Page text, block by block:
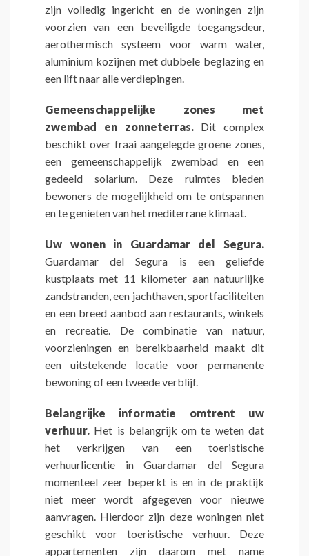
zijn volledig ingericht en de woningen zijn
voorzien van een beveiligde toegangsdeur,
aerothermisch systeem voor warm water,
aluminium kozijnen met dubbele beglazing en
een lift naar alle verdiepingen.
Gemeenschappelijke zones met
zwembad en zonneterras. Dit complex
beschikt over fraai aangelegde groene zones,
een gemeenschappelijk zwembad en een
gedeeld solarium. Deze ruimtes bieden
bewoners de mogelijkheid om te ontspannen
en te genieten van het mediterrane klimaat.
Uw wonen in Guardamar del Segura.
Guardamar del Segura is een geliefde
kustplaats met 11 kilometer aan natuurlijke
zandstranden, een jachthaven, sportfaciliteiten
en een breed aanbod aan restaurants, winkels
en recreatie. De combinatie van natuur,
voorzieningen en bereikbaarheid maakt dit
een uitstekende locatie voor permanente
bewoning of een tweede verblijf.
Belangrijke informatie omtrent uw
verhuur. Het is belangrijk om te weten dat
het verkrijgen van een toeristische
verhuurlicentie in Guardamar del Segura
momenteel zeer beperkt is en in de praktijk
niet meer wordt afgegeven voor nieuwe
aanvragen. Hierdoor zijn deze woningen niet
geschikt voor toeristische verhuur. Deze
appartementen zijn daarom met name